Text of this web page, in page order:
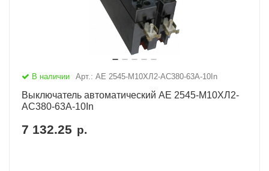
В наличии Арт.: АЕ 2545-М10ХЛ2-AC380-63А-10In
Выключатель автоматический АЕ 2545-М10ХЛ2-
AC380-63А-10In
7 132.25 р.